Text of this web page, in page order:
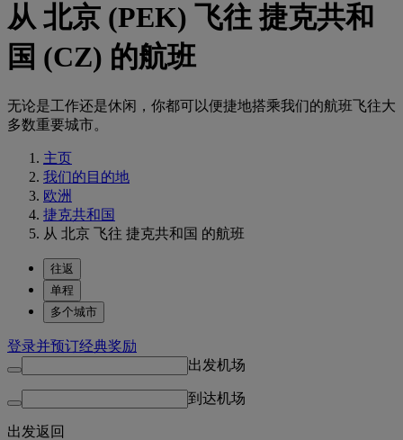
从 北京 (PEK) 飞往 捷克共和
国 (CZ) 的航班
无论是工作还是休闲，你都可以便捷地搭乘我们的航班飞往大
多数重要城市。
主页
我们的目的地
欧洲
捷克共和国
从 北京 飞往 捷克共和国 的航班
往返
单程
多个城市
登录并预订经典奖励
出发机场
到达机场
出发返回